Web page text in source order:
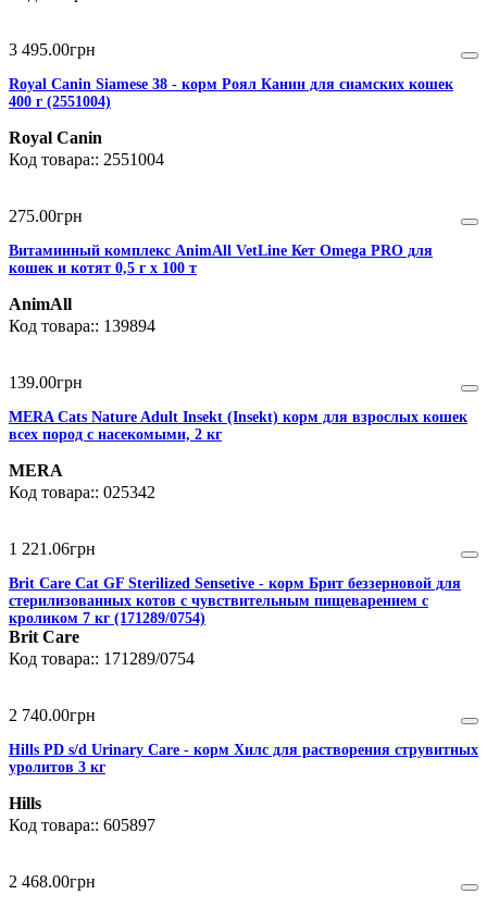
3 495.00грн
Royal Canin Siamese 38 - корм Роял Канин для сиамских кошек
400 г (2551004)
Royal Canin
2551004
275.00грн
Витаминный комплекс AnimAll VetLine Кет Omega PRO для
кошек и котят 0,5 г х 100 т
AnimAll
139894
139.00грн
MERA Cats Nature Adult Insekt (Insekt) корм для взрослых кошек
всех пород с насекомыми, 2 кг
MERA
025342
1 221 .06грн
Brit Care Cat GF Sterilized Sensetive - корм Брит беззерновой для
стерилизованных котов с чувствительным пищеварением с
кроликом 7 кг (171289/0754)
Brit Care
171289/0754
2 740.00грн
Hills PD s/d Urinary Care - корм Хилс для растворения струвитных
уролитов 3 кг
Hills
605897
2 468.00грн